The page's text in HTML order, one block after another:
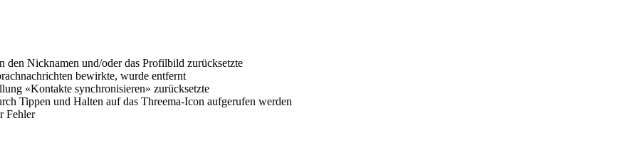
den Nicknamen und/oder das Profilbild zurücksetzte
bewirkte, wurde entfernt
«Kontakte synchronisieren» zurücksetzte
Tippen und Halten auf das Threema-Icon aufgerufen werden
Fehler